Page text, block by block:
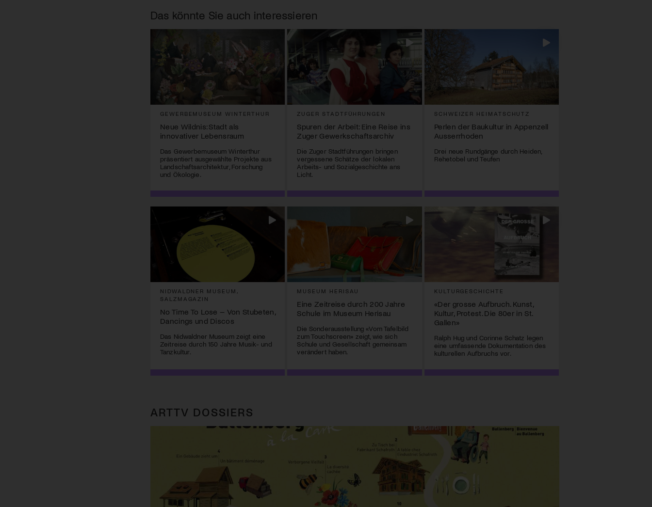
Das könnte Sie auch interessieren
GEWERBEMUSEUM WINTERTHUR
Neue Wildnis: Stadt als
innovativer Lebensraum
Das Gewerbemuseum Winterthur
präsentiert ausgewählte Projekte aus
Landschaftsarchitektur, Forschung
und Ökologie.
ZUGER STADTFÜHRUNGEN
Spuren der Arbeit: Eine Reise ins
Zuger Gewerkschaftsarchiv
Die Zuger Stadtführungen bringen
vergessene Schätze der lokalen
Arbeits- und Sozialgeschichte ans
Licht.
SCHWEIZER HEIMATSCHUTZ
Perlen der Baukultur in Appenzell
Ausserrhoden
Drei neue Rundgänge durch Heiden,
Rehetobel und Teufen
NIDWALDNER MUSEUM,
SALZMAGAZIN
No Time To Lose – Von Stubeten,
Dancings und Discos
Das Nidwaldner Museum zeigt eine
Zeitreise durch 150 Jahre Musik- und
Tanzkultur.
MUSEUM HERISAU
Eine Zeitreise durch 200 Jahre
Schule im Museum Herisau
Die Sonderausstellung «Vom Tafelbild
zum Touchscreen» zeigt, wie sich
Schule und Gesellschaft gemeinsam
verändert haben.
KULTURGESCHICHTE
«Der grosse Aufbruch. Kunst,
Kultur, Protest. Die 80er in St.
Gallen»
Ralph Hug und Corinne Schatz legen
eine umfassende Dokumentation des
kulturellen Aufbruchs vor.
ARTTV DOSSIERS